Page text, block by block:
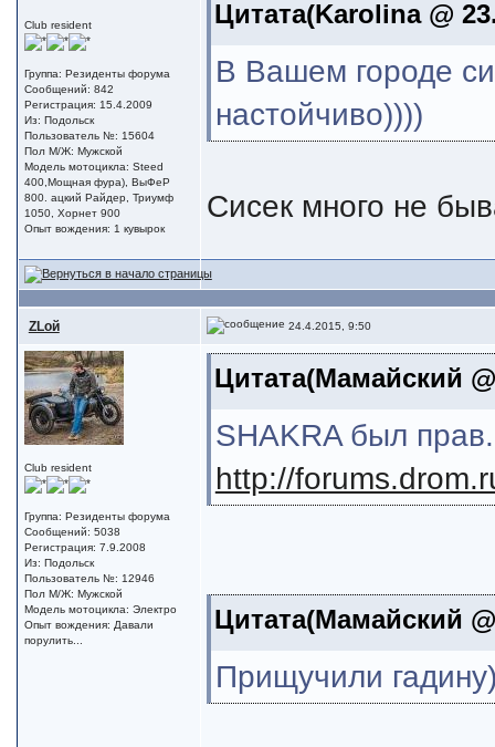
Club resident
Группа: Резиденты форума
Сообщений: 842
Регистрация: 15.4.2009
Из: Подольск
Пользователь №: 15604
Пол М/Ж: Мужской
Модель мотоцикла: Steed
400,Мощная фура), ВыФеР
800. ацкий Райдер, Триумф
1050, Хорнет 900
Опыт вождения: 1 кувырок
Цитата(Karolina @
В Вашем городе
настойчиво))))
Сисек много не
ZLой 24.4.2015, 9:50
Club resident
Группа: Резиденты форума
Сообщений: 5038
Регистрация: 7.9.2008
Из: Подольск
Пользователь №: 12946
Пол М/Ж: Мужской
Модель мотоцикла: Электро
Опыт вождения: Давали
порулить...
Цитата(Мамайский
SHAKRA был
http://
Цитата(Мамайский
Прищучили